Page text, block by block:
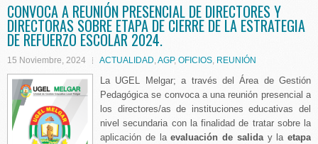
CONVOCA A REUNIÓN PRESENCIAL DE DIRECTORES Y
DIRECTORAS SOBRE ETAPA DE CIERRE DE LA ESTRATEGIA
DE REFUERZO ESCOLAR 2024.
15 Noviembre, 2024 ACTUALIDAD,AGP, OFICIOS, REUNIÓN
La UGEL Melgar; a través del Área de Gestión
Pedagógica se convoca a una reunión presencial a
los directores/as de instituciones educativas del
nivel secundaria con la finalidad de tratar sobre la
aplicación de laevaluación de saliday la etapa